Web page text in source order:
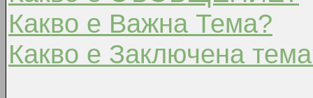
Какво е Важна Тема?
Какво е Заключена